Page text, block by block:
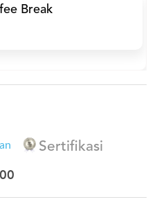
Break
Sertifikasi